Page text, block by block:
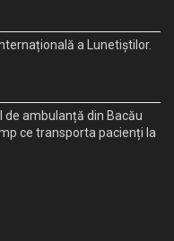
a Lunetiștilor.
de ambulanță din Bacău
ce transporta pacienți la